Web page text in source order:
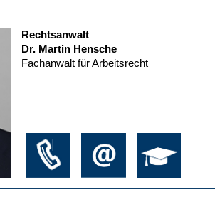
Rechtsanwalt
Dr. Martin Hensche
Fachanwalt für Arbeitsrecht